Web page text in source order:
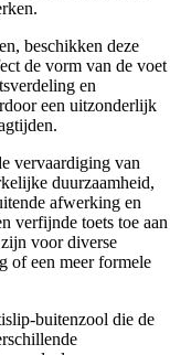
beschikken deze
de vorm van de voet
en
een uitzonderlijk
vervaardiging van
duurzaamheid,
afwerking en
verfijnde toets toe aan
voor diverse
of een meer formele
buitenzool die de